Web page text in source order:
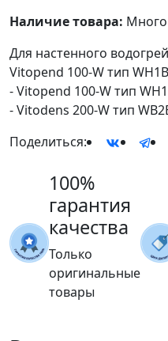
Наличие товара: Много
Для настенного
Vitopend 100-W тип WH1B
- Vitopend 100-W тип
- Vitodens 200-W тип
Поделиться:
100%
гарантия
качества
Только
оригинальные
товары